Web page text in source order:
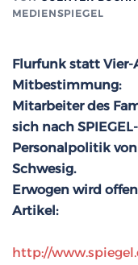
MEDIENSPIEGEL
Flurfunk statt Vier-
Mitbestimmung:
Mitarbeiter des
sich nach
Personalpolitik
Schwesig.
Erwogen wird
Artikel:
http://